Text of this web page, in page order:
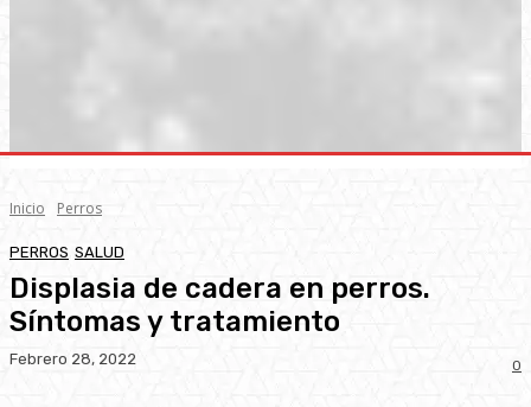
Inicio Perros
PERROS SALUD
Displasia de cadera en perros.
Síntomas y tratamiento
Febrero 28, 2022 0